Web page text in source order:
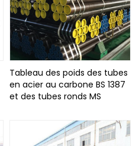
Tableau des poids des tubes
en acier au carbone BS 1387
et des tubes ronds MS